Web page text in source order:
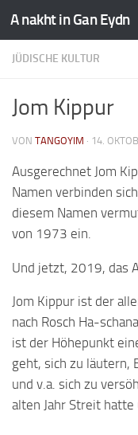
A nakht in Gan Eydn
JÜDISCHE KULTUR
Jom Kippur
VON TANGOYIM · 14.
Ausgerechnet Jom
Namen verbinden
diesem Namen
von 1973 ein.
Und jetzt, 2019, das
Jom Kippur ist der
nach Rosch Ha-
ist der Höhepunkt
geht, sich zu läutern,
und v.a. sich zu
alten Jahr Streit hatte